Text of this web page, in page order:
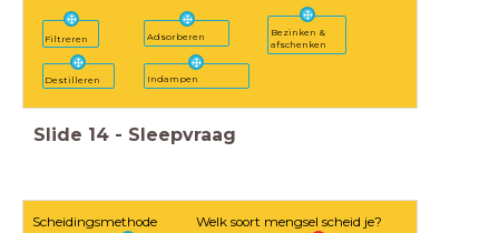
Indampen
Destilleren
Bezinken &
afschenken
Filtreren Adsorberen
Slide 14 - Sleepvraag
Scheidingsmethode
Welk soort mengsel scheid je?